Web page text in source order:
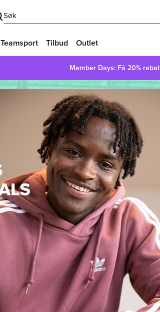
Søk
Teamsport Tilbud Outlet
Member Days: Få 20% rabat